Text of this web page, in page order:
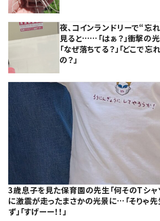
夜、コインランドリーで“忘
見ると……「はぁ？」衝撃の光
「なぜ落ちてる？」「どこで忘
の？」
3歳息子を見た保育園の先生「何そのTシャ
に激震が走ったまさかの光景に…「そりゃ
ず」「すげーー！！」